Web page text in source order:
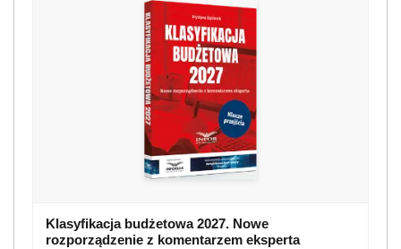
Klasyfikacja budżetowa 2027. Nowe
rozporządzenie z komentarzem eksperta